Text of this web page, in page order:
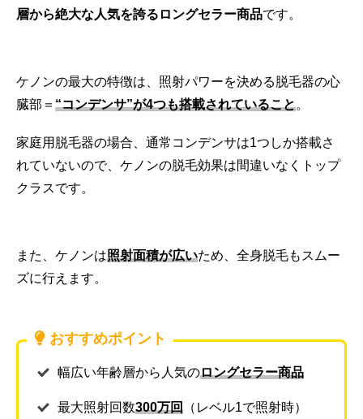
層から絶大な人気を誇るロングセラー商品です。
ケノンの最大の特徴は、照射パワーを決める脱毛器の心
臓部＝ “コンデンサ”が4つも搭載されていること。
家庭用脱毛器の場合、通常コンデンサは1つしか搭載さ
れていないので、ケノンの脱毛効果は間違いなくトップ
クラスです。
また、ケノンは照射面積が広いため、全身脱毛もスムー
ズに行えます。
おすすめポイント
幅広い年齢層から人気のロングセラー商品
最大照射回数300万回 （レベル1で照射時）